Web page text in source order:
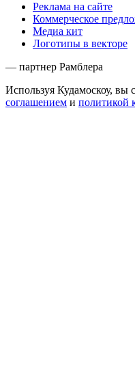
Реклама на сайте
Коммерческое
Медиа кит
Логотипы в векторе
— партнер Рамблера
Используя Кудамоскоу, вы
соглашением и политикой